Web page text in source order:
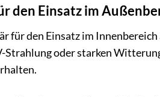
den Einsatz im
für den Einsatz im
oder starken